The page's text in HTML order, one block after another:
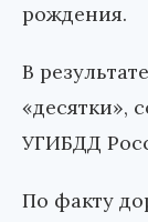
рождения.
В
«десятки»,
УГИБДД
По факту